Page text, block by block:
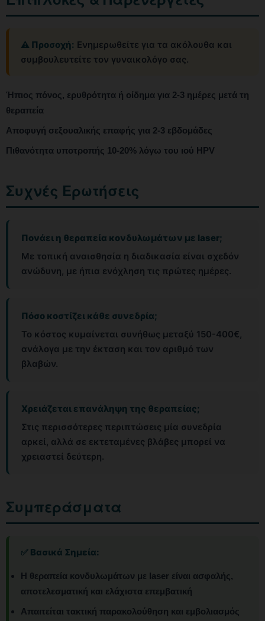
⚠️ Προσοχή: Ενημερωθείτε για τα ακόλουθα και
συμβουλευτείτε τον γυναικολόγο σας.
Ήπιος πόνος, ερυθρότητα ή οίδημα για 2-3 ημέρες μετά τη
θεραπεία
Αποφυγή σεξουαλικής επαφής για 2-3 εβδομάδες
Πιθανότητα υποτροπής 10-20% λόγω του ιού HPV
Συχνές Ερωτήσεις
Πονάει η θεραπεία κονδυλωμάτων με laser;
Με τοπική αναισθησία η διαδικασία είναι σχεδόν
ανώδυνη, με ήπια ενόχληση τις πρώτες ημέρες.
Πόσο κοστίζει κάθε συνεδρία;
Το κόστος κυμαίνεται συνήθως μεταξύ 150-400€,
ανάλογα με την έκταση και τον αριθμό των
βλαβών.
Χρειάζεται επανάληψη της θεραπείας;
Στις περισσότερες περιπτώσεις μία συνεδρία
αρκεί, αλλά σε εκτεταμένες βλάβες μπορεί να
χρειαστεί δεύτερη.
Συμπεράσματα
✅ Βασικά Σημεία:
Η θεραπεία κονδυλωμάτων με laser είναι ασφαλής,
αποτελεσματική και ελάχιστα επεμβατική
Απαιτείται τακτική παρακολούθηση και εμβολιασμός